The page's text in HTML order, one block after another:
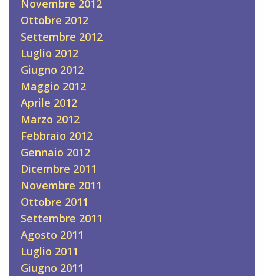
Novembre 2012
Ottobre 2012
Settembre 2012
Luglio 2012
Giugno 2012
Maggio 2012
Aprile 2012
Marzo 2012
Febbraio 2012
Gennaio 2012
Dicembre 2011
Novembre 2011
Ottobre 2011
Settembre 2011
Agosto 2011
Luglio 2011
Giugno 2011